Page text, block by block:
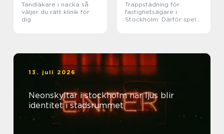
Tandläkare i nacka så
väljer du rätt klinik för
dig
Trappstädning för
fastighetsägare i
Stockholm: Därför spelar
13. juli 2026
Neonskyltar i stockholm när ljus blir
identitet i stadsrummet